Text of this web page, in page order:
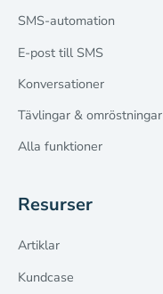
SMS-automation
E-post till SMS
Konversationer
Tävlingar & omröstningar
Alla funktioner
Resurser
Artiklar
Kundcase